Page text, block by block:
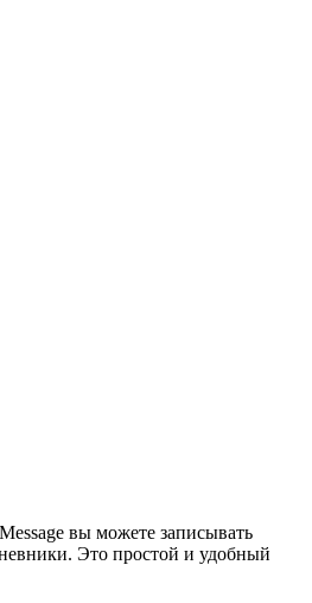
вы можете записывать
Это простой и удобный